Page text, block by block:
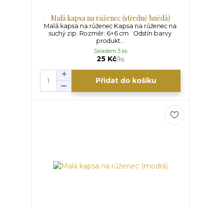
Malá kapsa na růženec (středně hnědá)
Malá kapsa na růženec Kapsa na růženec na
suchý zip. Rozměr: 6×6 cm Odstín barvy
produkt...
25 Kč/ks
Skladem 3 ks
Přidat do košíku